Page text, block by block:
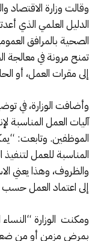
وقالت وزارة الاقتصاد
الدليل العلمي الذي
الصحية بالمرافق
تمنح مرونة في معالجة
إلى مقرات العمل، أو
وأضافت الوزارة، في
آليات العمل المناسبة
الموظفين. وتابعت:
المناسبة للعمل
والظروف، وهذا يعني
إلى اعتماد العمل حسب
ومكنت الوزارة
بمرض مزمن أو من